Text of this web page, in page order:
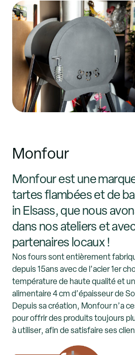
Monfour
Monfour est une
tartes flambées et de
in Elsass, que nous
dans nos ateliers et
partenaires locaux !
Nos fours sont entièrement
depuis 15ans avec de l’acier 1er
température de haute qualité et
alimentaire 4 cm d’épaisseur de
Depuis sa création, Monfour n’a
pour offrir des produits toujours
à utiliser, afin de satisfaire ses